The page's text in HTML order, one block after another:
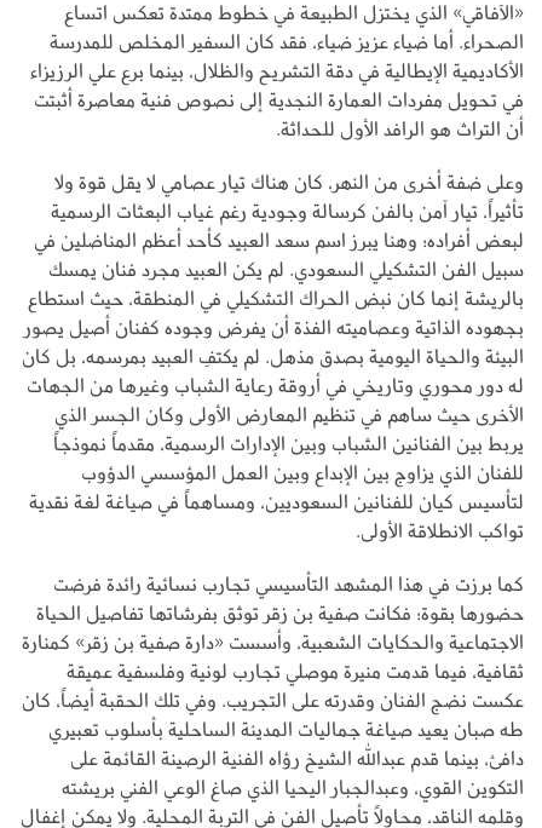
«الآفاقي» الذي يختزل الطبيعة في خطوط ممتدة تعكس اتساع
الصحراء. أما ضياء عزيز ضياء، فقد كان السفير المخلص للمدرسة
الأكاديمية الإيطالية في دقة التشريح والظلال، بينما برع علي الرزيزاء
في تحويل مفردات العمارة النجدية إلى نصوص فنية معاصرة أثبتت
أن التراث هو الرافد الأول للحداثة.
وعلى ضفة أخرى من النهر، كان هناك تيار عصامي لا يقل قوة ولا
تأثيراً، تيار آمن بالفن كرسالة وجودية رغم غياب البعثات الرسمية
لبعض أفراده؛ وهنا يبرز اسم سعد العبيد كأحد أعظم المناضلين في
سبيل الفن التشكيلي السعودي. لم يكن العبيد مجرد فنان يمسك
بالريشة إنما كان نبض الحراك التشكيلي في المنطقة، حيث استطاع
بجهوده الذاتية وعصاميته الفذة أن يفرض وجوده كفنان أصيل يصور
البيئة والحياة اليومية بصدق مذهل. لم يكتفِ العبيد بمرسمه، بل كان
له دور محوري وتاريخي في أروقة رعاية الشباب وغيرها من الجهات
الأخرى حيث ساهم في تنظيم المعارض الأولى وكان الجسر الذي
يربط بين الفنانين الشباب وبين الإدارات الرسمية، مقدماً نموذجاً
للفنان الذي يزاوج بين الإبداع وبين العمل المؤسسي الدؤوب
لتأسيس كيان للفنانين السعوديين، ومساهماً في صياغة لغة نقدية
تواكب الانطلاقة الأولى.
كما برزت في هذا المشهد التأسيسي تجارب نسائية رائدة فرضت
حضورها بقوة؛ فكانت صفية بن زقر توثق بفرشاتها تفاصيل الحياة
الاجتماعية والحكايات الشعبية، وأسست «دارة صفية بن زقر» كمنارة
ثقافية، فيما قدمت منيرة موصلي تجارب لونية وفلسفية عميقة
عكست نضج الفنان وقدرته على التجريب. وفي تلك الحقبة أيضاً، كان
طه صبان يعيد صياغة جماليات المدينة الساحلية بأسلوب تعبيري
دافئ، بينما قدم عبدالله الشيخ رؤاه الفنية الرصينة القائمة على
التكوين القوي، وعبدالجبار اليحيا الذي صاغ الوعي الفني بريشته
وقلمه الناقد، محاولاً تأصيل الفن في التربة المحلية. ولا يمكن إغفال